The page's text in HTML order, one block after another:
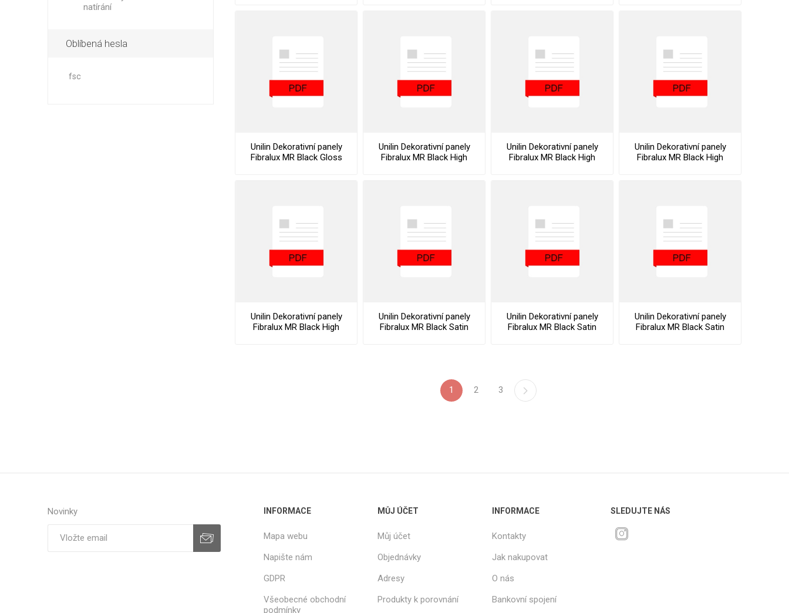
Unilin Dekorativní panely
Fibralux MR Black Gloss
Unilin Dekorativní panely
Fibralux MR Black High
Unilin Dekorativní panely
Fibralux MR Black High
Unilin Dekorativní panely
Fibralux MR Black High
Unilin Dekorativní panely
Fibralux MR Black High
Unilin Dekorativní panely
Fibralux MR Black Satin
Unilin Dekorativní panely
Fibralux MR Black Satin
Unilin Dekorativní panely
Fibralux MR Black Satin
1 2 3
natírání
Oblíbená hesla
fsc
Novinky INFORMACE
Mapa webu
Napište nám
GDPR
Všeobecné obchodní
podmínky
MŮJ ÚČET
Můj účet
Objednávky
Adresy
Produkty k porovnání
INFORMACE
Kontakty
Jak nakupovat
O nás
Bankovní spojení
SLEDUJTE NÁS